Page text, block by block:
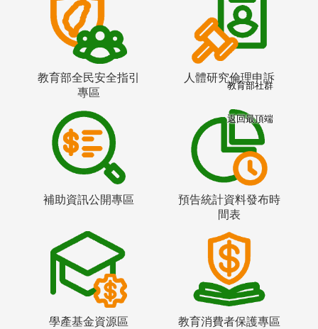
教育部全民安全指引
專區
人體研究倫理申訴
補助資訊公開專區
預告統計資料發布時
間表
學產基金資源區 教育消費者保護專區
教育部社群
返回最頂端